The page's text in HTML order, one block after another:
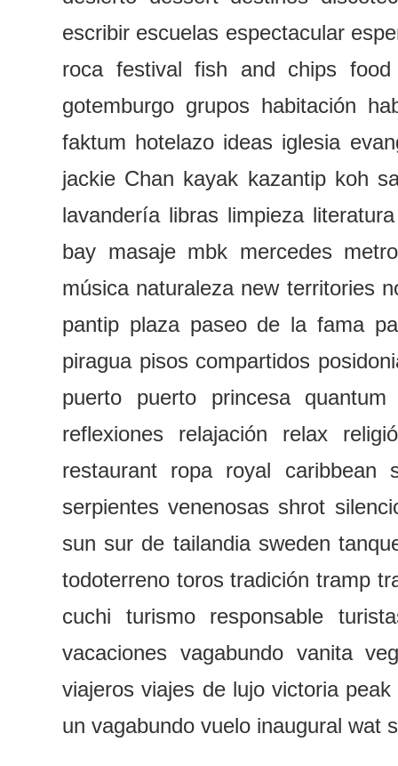
escribir escuelas espectacular
roca festival fish and chips
food
gotemburgo grupos habitación
faktum hotelazo ideas iglesia
jackie Chan kayak kazantip koh
lavandería
libras limpieza
literatura
bay masaje mbk mercedes metro
música naturaleza new territories
pantip plaza paseo de la fama
piragua pisos compartidos
puerto
puerto princesa
reflexiones
relajación relax
restaurant
ropa royal caribbean
serpientes venenosas shrot
sun sur de tailandia sweden
todoterreno toros tradición tramp
cuchi
turismo responsable
vacaciones
vagabundo vanita
viajeros viajes de lujo victoria peak
un vagabundo vuelo inaugural wat